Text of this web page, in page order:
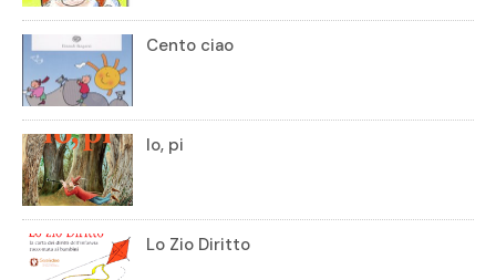
Cento ciao
Io, pi
Lo Zio Diritto